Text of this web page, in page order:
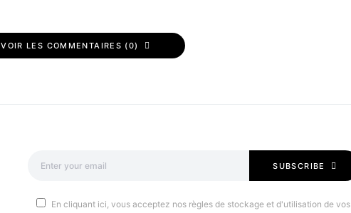
VOIR LES COMMENTAIRES (0)
SUBSCRIBE
En cliquant ici, vous acceptez nos règles de stockage et d'utilisation de vos